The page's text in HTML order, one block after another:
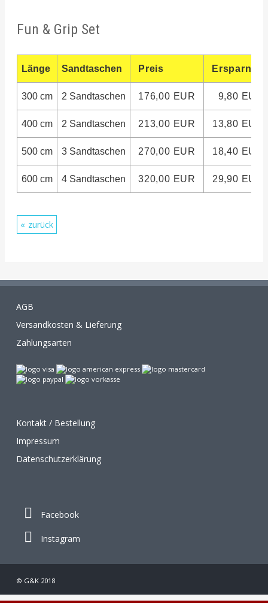
Fun & Grip Set
Länge Sandtaschen Preis Ersparnis
300 cm 2 Sandtaschen 176,00 EUR 9,80 EUR
400 cm 2 Sandtaschen 213,00 EUR 13,80 EUR
500 cm 3 Sandtaschen 270,00 EUR 18,40 EUR
600 cm 4 Sandtaschen 320,00 EUR 29,90 EUR
zurück
AGB
Versandkosten & Lieferung
Zahlungsarten
Kontakt / Bestellung
Impressum
Datenschutzerklärung
Facebook
Instagram
© G&K 2018